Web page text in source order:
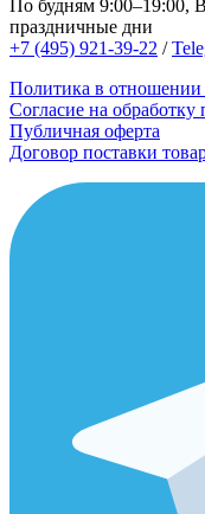
По будням 9:00–19:00,
праздничные дни
+7 (495) 921-39-22 /
Политика в отношении
Согласие на
Публичная оферта
Договор поставки